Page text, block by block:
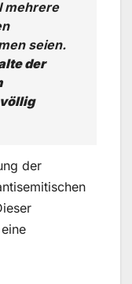
mehrere
seien.
der
der